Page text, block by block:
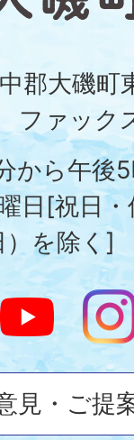
磯
町
郡大磯
ァック
から午後
日[祝日
）を除く]
見・ご提